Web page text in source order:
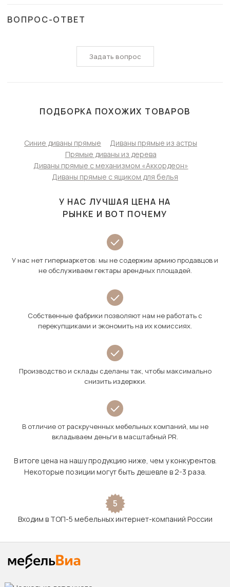
ВОПРОС-ОТВЕТ
Задать вопрос
ПОДБОРКА ПОХОЖИХ ТОВАРОВ
Синие диваны прямые
Диваны прямые из астры
Прямые диваны из дерева
Диваны прямые с механизмом «Аккордеон»
Диваны прямые с ящиком для белья
У НАС ЛУЧШАЯ ЦЕНА НА
РЫНКЕ И ВОТ ПОЧЕМУ
У нас нет гипермаркетов: мы не содержим армию продавцов и
не обслуживаем гектары арендных площадей.
Собственные фабрики позволяют нам не работать с
перекупщиками и экономить на их комиссиях.
Производство и склады сделаны так, чтобы максимально
снизить издержки.
В отличие от раскрученных мебельных компаний, мы не
вкладываем деньги в масштабный PR.
В итоге цена на нашу продукцию ниже, чем у конкурентов.
Некоторые позиции могут быть дешевле в 2-3 раза.
5
Входим в ТОП-5 мебельных интернет-компаний России